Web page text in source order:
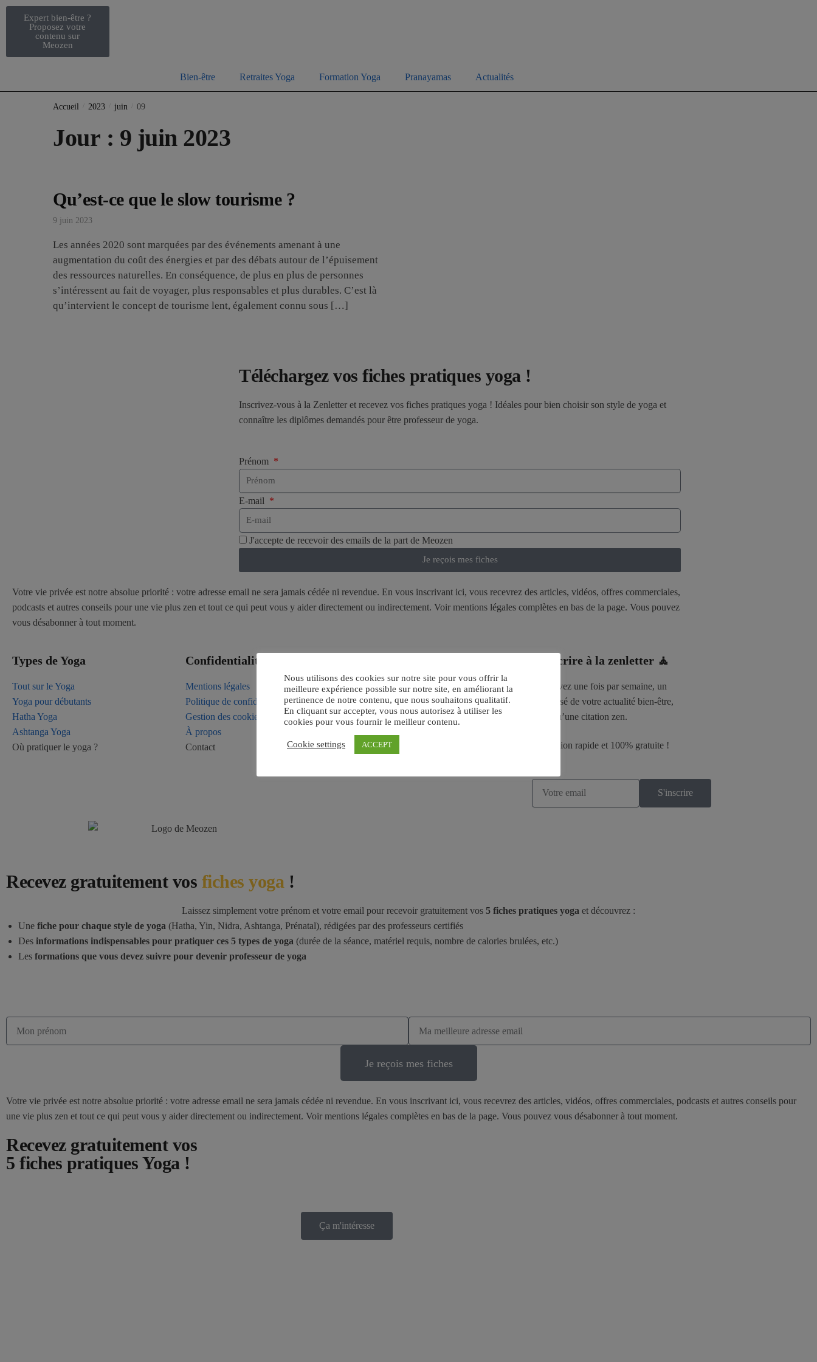
Expert bien-être ?
Proposez votre
contenu sur
Meozen
Bien-être Retraites Yoga Formation Yoga Pranayamas Actualités
Accueil 2023 juin 09
Jour : 9 juin 2023
Qu’est-ce que le slow tourisme ?
9 juin 2023
Les années 2020 sont marquées par des événements amenant à une
augmentation du coût des énergies et par des débats autour de l’épuisement
des ressources naturelles. En conséquence, de plus en plus de personnes
s’intéressent au fait de voyager, plus responsables et plus durables. C’est là
qu’intervient le concept de tourisme lent, également connu sous […]
Téléchargez vos fiches pratiques yoga !
Inscrivez-vous à la Zenletter et recevez vos fiches pratiques yoga ! Idéales pour bien choisir son style de yoga et
connaître les diplômes demandés pour être professeur de yoga.
Prénom
E-mail
J'accepte de recevoir des emails de la part de Meozen
Je reçois mes fiches
Votre vie privée est notre absolue priorité : votre adresse email ne sera jamais cédée ni revendue. En vous inscrivant ici, vous recevrez des articles, vidéos, offres commerciales,
podcasts et autres conseils pour une vie plus zen et tout ce qui peut vous y aider directement ou indirectement. Voir mentions légales complètes en bas de la page. Vous pouvez
vous désabonner à tout moment.
Types de Yoga
Tout sur le Yoga
Yoga pour débutants
Hatha Yoga
Ashtanga Yoga
Où pratiquer le yoga ?
Confidentialité
Mentions légales
Politique de confidentialité
Gestion des cookies
À propos
Contact
Formations professeur de yoga
Retraites de yoga
S'inscrire à la zenletter 🧘
Retrouvez une fois par semaine, un
condensé de votre actualité bien-être,
ainsi qu’une citation zen.
Inscription rapide et 100% gratuite !
S'inscrire
Nous utilisons des cookies sur notre site pour vous offrir la
meilleure expérience possible sur notre site, en améliorant la
pertinence de notre contenu, que nous souhaitons qualitatif.
En cliquant sur accepter, vous nous autorisez à utiliser les
cookies pour vous fournir le meilleur contenu.
Cookie settings ACCEPT
Recevez gratuitement vos fiches yoga !
Laissez simplement votre prénom et votre email pour recevoir gratuitement vos 5 fiches pratiques yoga et découvrez :
Une fiche pour chaque style de yoga (Hatha, Yin, Nidra, Ashtanga, Prénatal), rédigées par des professeurs certifiés
Des informations indispensables pour pratiquer ces 5 types de yoga (durée de la séance, matériel requis, nombre de calories brulées, etc.)
Les formations que vous devez suivre pour devenir professeur de yoga
Je reçois mes fiches
Votre vie privée est notre absolue priorité : votre adresse email ne sera jamais cédée ni revendue. En vous inscrivant ici, vous recevrez des articles, vidéos, offres commerciales, podcasts et autres conseils pour
une vie plus zen et tout ce qui peut vous y aider directement ou indirectement. Voir mentions légales complètes en bas de la page. Vous pouvez vous désabonner à tout moment.
Recevez gratuitement vos
5 fiches pratiques Yoga !
Ça m'intéresse